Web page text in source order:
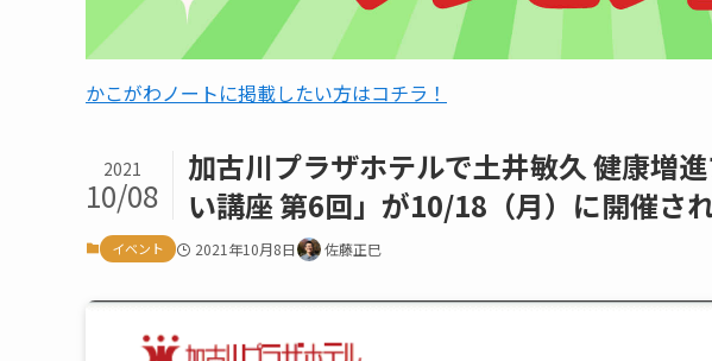
かこがわノートに掲載したい方はコチラ！
加古川プラザホテルで土井敏久 健康増
い講座 第6回」が10/18（月）に開催さ
2021
10/08
イベント 2021年10月8日 佐藤正巳